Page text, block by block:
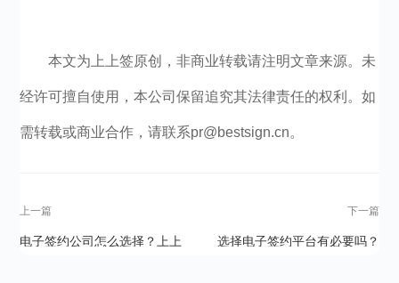
本文为上上签原创，非商业转载请注明文章来源。未
经许可擅自使用，本公司保留追究其法律责任的权利。如
需转载或商业合作，请联系pr@bestsign.cn。
上一篇
电子签约公司怎么选择？上上
下一篇
选择电子签约平台有必要吗？